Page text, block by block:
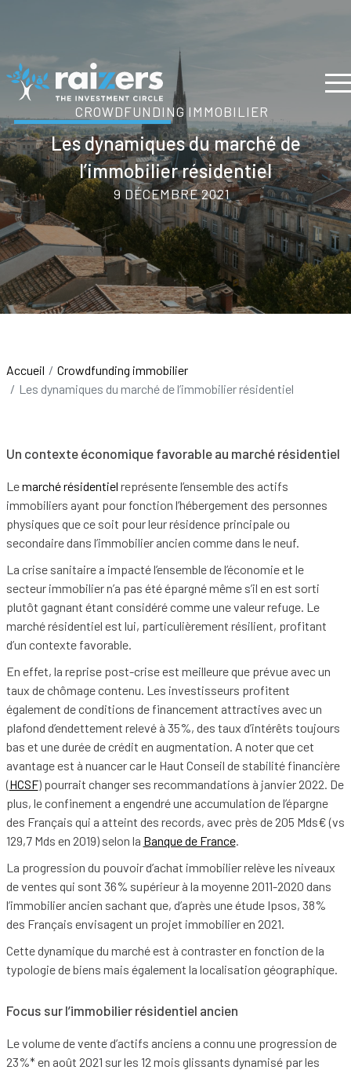
CROWDFUNDING IMMOBILIER
Les dynamiques du marché de
l’immobilier résidentiel
9 DÉCEMBRE 2021
Accueil
Crowdfunding immobilier
Les dynamiques du marché de l’immobilier résidentiel
Un contexte économique favorable au marché résidentiel
Lemarché résidentiel représente l’ensemble des actifs
immobiliers ayant pour fonction l’hébergement des personnes
physiques que ce soit pour leur résidence principale ou
secondaire dans l’immobilier ancien comme dans le neuf.
La crise sanitaire a impacté l’ensemble de l’économie et le
secteur immobilier n’a pas été épargné même s’il en est sorti
plutôt gagnant étant considéré comme une valeur refuge. Le
marché résidentiel est lui, particulièrement résilient, profitant
d’un contexte favorable.
En effet, la reprise post-crise est meilleure que prévue avec un
taux de chômage contenu. Les investisseurs profitent
également de conditions de financement attractives avec un
plafond d’endettement relevé à 35%, des taux d’intérêts toujours
bas et une durée de crédit en augmentation. A noter que cet
avantage est à nuancer car le Haut Conseil de stabilité financière
(HCSF) pourrait changer ses recommandations à janvier 2022. De
plus, le confinement a engendré une accumulation de l’épargne
des Français qui a atteint des records, avec près de 205 Mds€ (vs
129,7 Mds en 2019) selon la Banque de France.
La progression du pouvoir d’achat immobilier relève les niveaux
de ventes qui sont 36% supérieur à la moyenne 2011-2020 dans
l’immobilier ancien sachant que, d’après une étude Ipsos, 38%
des Français envisagent un projet immobilier en 2021.
Cette dynamique du marché est à contraster en fonction de la
typologie de biens mais également la localisation géographique.
Focus sur l’immobilier résidentiel ancien
Le volume de vente d’actifs anciens a connu une progression de
23%* en août 2021 sur les 12 mois glissants dynamisé par les